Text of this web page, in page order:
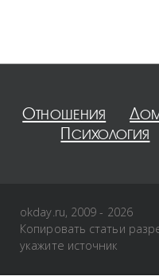
Отношения
Психология
okday.ru, 2009 - 2026
Копировать статьи
укажите источник